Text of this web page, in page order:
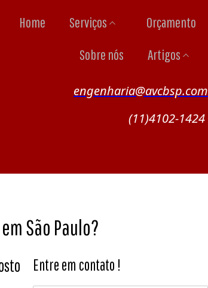
Home Serviços
Orçamento
Sobre nós
Artigos
engenharia@avcbsp.com
(11)4102-1424
São Paulo?
Entre em contato !